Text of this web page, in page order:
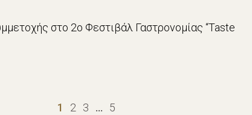
στο 2ο Φεστιβάλ Γαστρονομίας “Taste
1 2 3 … 5